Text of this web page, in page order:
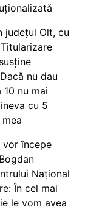
județul Olt, cu
nu dau
nu mai
cu 5
vor începe
Național
În cel mai
le vom avea